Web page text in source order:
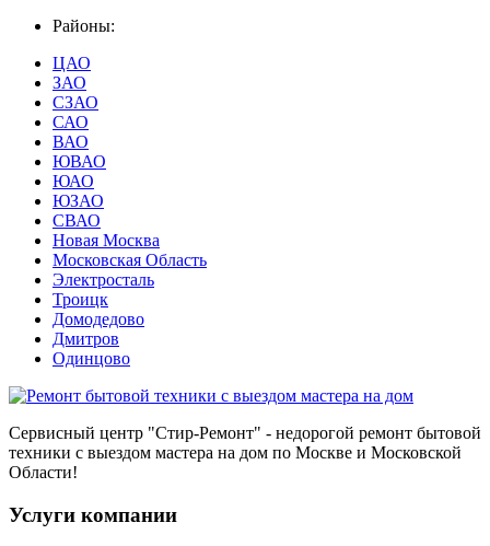
Районы:
ЦАО
ЗАО
СЗАО
САО
ВАО
ЮВАО
ЮАО
ЮЗАО
СВАО
Новая Москва
Московская Область
Электросталь
Троицк
Домодедово
Дмитров
Одинцово
Сервисный центр "Стир-Ремонт" - недорогой ремонт бытовой
техники с выездом мастера на дом по Москве и Московской
Области!
Услуги компании